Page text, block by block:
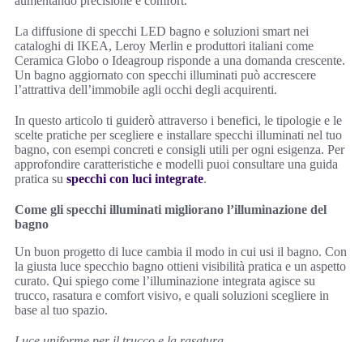
La diffusione di specchi LED bagno e soluzioni smart nei
cataloghi di IKEA, Leroy Merlin e produttori italiani come
Ceramica Globo o Ideagroup risponde a una domanda crescente.
Un bagno aggiornato con specchi illuminati può accrescere
l’attrattiva dell’immobile agli occhi degli acquirenti.
In questo articolo ti guiderò attraverso i benefici, le tipologie e le
scelte pratiche per scegliere e installare specchi illuminati nel tuo
bagno, con esempi concreti e consigli utili per ogni esigenza. Per
approfondire caratteristiche e modelli puoi consultare una guida
pratica su specchi con luci integrate.
Come gli specchi illuminati migliorano l’illuminazione del
bagno
Un buon progetto di luce cambia il modo in cui usi il bagno. Con
la giusta luce specchio bagno ottieni visibilità pratica e un aspetto
curato. Qui spiego come l’illuminazione integrata agisce su
trucco, rasatura e comfort visivo, e quali soluzioni scegliere in
base al tuo spazio.